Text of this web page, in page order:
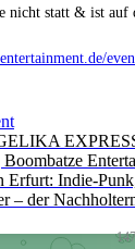
nicht statt & ist auf
Boombatze
Erfurt: Indie-
– der
147